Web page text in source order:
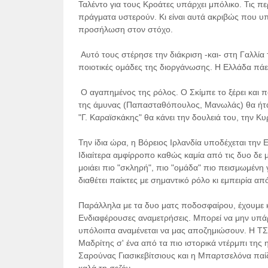
Ταλέντο για τους Κροάτες υπάρχει μπόλικο. Τις
πράγματα υστερούν. Κι είναι αυτά ακριβώς που
προσήλωση στον στόχο.
Αυτό τους στέρησε την διάκριση -και- στη
ποιοτικές ομάδες της διοργάνωσης. Η Ελλάδα
Ο αγαπημένος της ρόλος. Ο Σκίμπε το ξέρει και
της άμυνας (Παπασταθόπουλος, Μανωλάς) θα
"Γ. Καραϊσκάκης" θα κάνει την δουλειά του, την
Την ίδια ώρα, η Βόρειος Ιρλανδία υποδέχεται
Ιδιαίτερα αμφίρροπο καθώς καμία από τις δυο δε
μοιάει πιο "σκληρή", πιο "ομάδα" πιο πεισμωμένη
διαθέτει παίκτες με σημαντικό ρόλο κι
Παράλληλα με τα δυο ματς ποδοσφαίρου, έχουμε
Ενδιαφέρουσες αναμετρήσεις. Μπορεί να μην
υπόλοιπα αναμένεται να μας αποζημιώσουν. Η
Μαδρίτης σ' ένα από τα πιο ιστορικά ντέρμπι
Σαρούνας Γιασικεβίτσιους και η Μπαρτσελόνα